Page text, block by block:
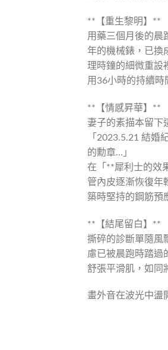
**【重生黎明】**
用藥三個月後的晨
年的機械錶，已換
理時鐘的細微重設
用36小時的持續時
**【情感昇華】**
妻子的素描本留下
「2023.5.21 結婚
的勳章…」
在「**犀利士的效
管內皮逐漸恢復年
築時堅持的鋼筋預
**【結尾留白】**
撕碎的診斷單隨風
慮已被晨跑時踏過
舒張平滑肌，如同
畫外音在波光中盪